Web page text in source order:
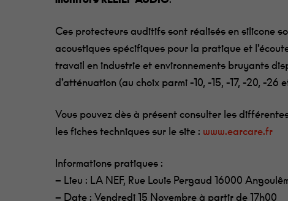
Ces protecteurs auditifs sont réalisés en silicone
acoustiques spécifiques pour la pratique et
travail en industrie et environnements bruyants
d’atténuation (au choix parmi -10, -15, -17, -20, -26
Vous pouvez dès à présent consulter les
les fiches techniques sur le site : www.earcare.fr
Informations pratiques :
– Lieu : LA NEF, Rue Louis Pergaud 16000
– Date : Vendredi 15 Novembre à partir de 17h00